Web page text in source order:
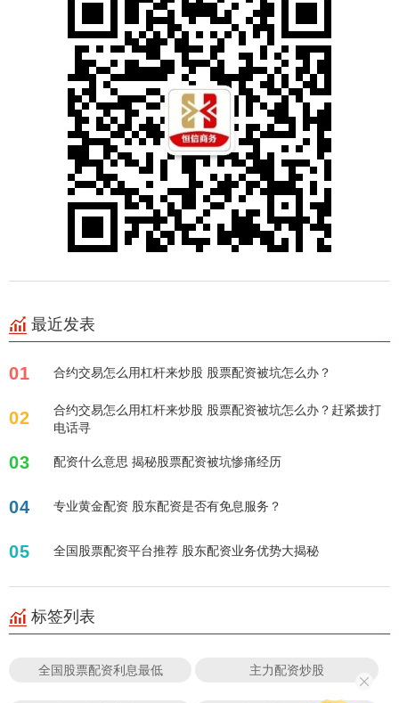
最近发表
01 合约交易怎么用杠杆来炒股 股票配资被坑怎么办？
02
合约交易怎么用杠杆来炒股 股票配资被坑怎么办？赶紧拨打
电话寻
03 配资什么意思 揭秘股票配资被坑惨痛经历
04 专业黄金配资 股东配资是否有免息服务？
05 全国股票配资平台推荐 股东配资业务优势大揭秘
标签列表
全国股票配资利息最低 主力配资炒股